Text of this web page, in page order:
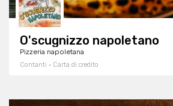
O'scugnizzo napoletano
Pizzeria napoletana
Contanti · Carta di credito